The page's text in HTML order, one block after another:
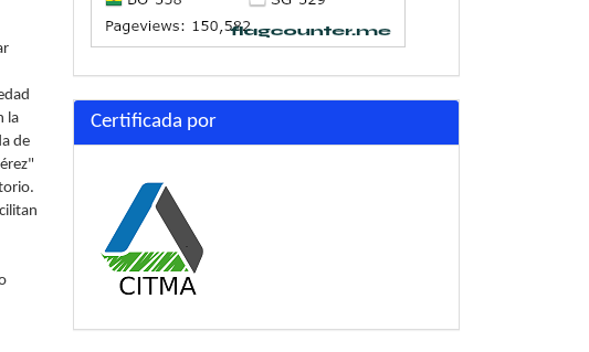
la
de
Certificada por